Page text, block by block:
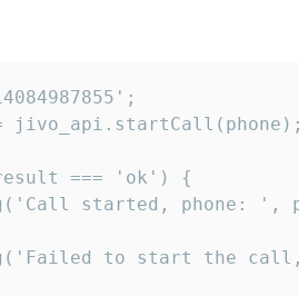
jivo_api.startCall(phone);
=== 'ok') {
started, phone: ',
to start the